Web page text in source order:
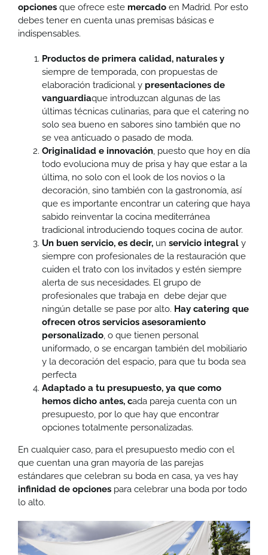
opciones que ofrece este mercado en Madrid. Por esto
debes tener en cuenta unas premisas básicas e
indispensables.
Productos de primera calidad, naturales y
siempre de temporada, con propuestas de
elaboración tradicional y presentaciones de
vanguardiaque introduzcan algunas de las
últimas técnicas culinarias, para que el catering no
solo sea bueno en sabores sino también que no
se vea anticuado o pasado de moda.
Originalidad e innovación, puesto que hoy en día
todo evoluciona muy de prisa y hay que estar a la
última, no solo con el look de los novios o la
decoración, sino también con la gastronomía, así
que es importante encontrar un catering que haya
sabido reinventar la cocina mediterránea
tradicional introduciendo toques cocina de autor.
Un buen servicio, es decir, un servicio integral y
siempre con profesionales de la restauración que
cuiden el trato con los invitados y estén siempre
alerta de sus necesidades. El grupo de
profesionales que trabaja en debe dejar que
ningún detalle se pase por alto. Hay catering que
ofrecen otros servicios asesoramiento
personalizado, o que tienen personal
uniformado, o se encargan también del mobiliario
y la decoración del espacio, para que tu boda sea
perfecta
Adaptado a tu presupuesto, ya que como
hemos dicho antes, cada pareja cuenta con un
presupuesto, por lo que hay que encontrar
opciones totalmente personalizadas.
En cualquier caso, para el presupuesto medio con el
que cuentan una gran mayoría de las parejas
estándares que celebran su boda en casa, ya ves hay
infinidad de opciones para celebrar una boda por todo
lo alto.